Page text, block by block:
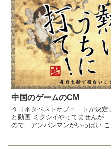
中国のゲームのCM
今日ネタベストオブニートが決
と動画 ミクシイやってませんが
ので…アンパンマンがいっぱい こ